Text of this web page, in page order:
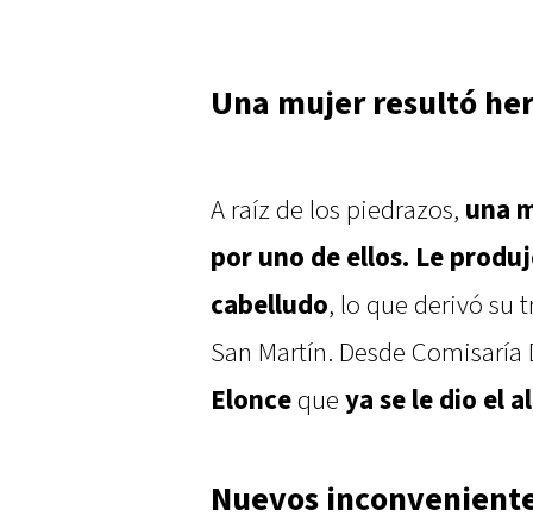
Una mujer resultó
A raíz de los piedrazos, una
por uno de ellos. Le
cabelludo, lo que derivó su
San Martín. Desde
Elonceque ya se le dio el
Nuevos